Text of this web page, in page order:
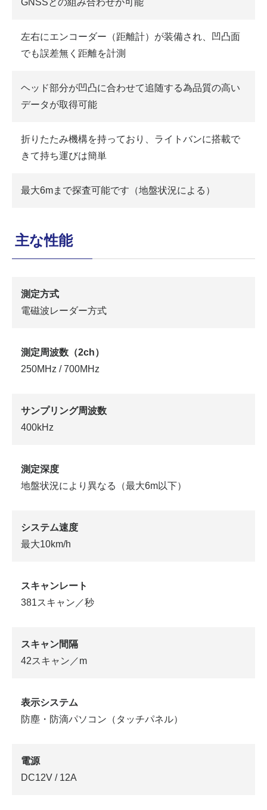
GNSSとの組み合わせが可能
左右にエンコーダー（距離計）が装備され、凹凸面
でも誤差無く距離を計測
ヘッド部分が凹凸に合わせて追随する為品質の高い
データが取得可能
折りたたみ機構を持っており、ライトバンに搭載で
きて持ち運びは簡単
最大6mまで探査可能です（地盤状況による）
主な性能
測定方式
電磁波レーダー方式
測定周波数（2ch）
250MHz / 700MHz
サンプリング周波数
400kHz
測定深度
地盤状況により異なる（最大6m以下）
システム速度
最大10km/h
スキャンレート
381スキャン／秒
スキャン間隔
42スキャン／m
表示システム
防塵・防滴パソコン（タッチパネル）
電源
DC12V / 12A